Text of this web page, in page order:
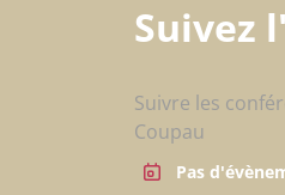
Suivez
Suivre les
Coupau
Pas